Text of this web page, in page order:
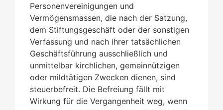
Personenvereinigungen und
Vermögensmassen, die nach der Satzung,
dem Stiftungsgeschäft oder der sonstigen
Verfassung und nach ihrer tatsächlichen
Geschäftsführung ausschließlich und
unmittelbar kirchlichen, gemeinnützigen
oder mildtätigen Zwecken dienen, sind
steuerbefreit. Die Befreiung fällt mit
Wirkung für die Vergangenheit weg, wenn